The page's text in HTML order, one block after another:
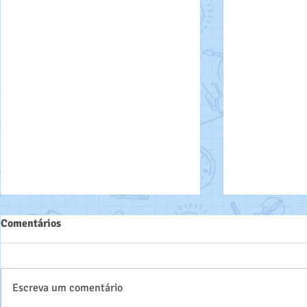
Parabéns!!!
Comentários
Escreva um comentário